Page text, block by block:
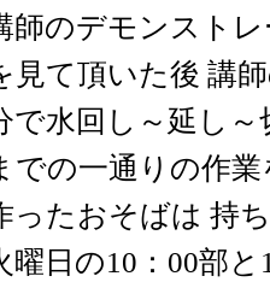
師のデモンスト
見て頂いた後 講
で水回し～延し
での一通りの作
ったおそばは 持
曜日の10：00部